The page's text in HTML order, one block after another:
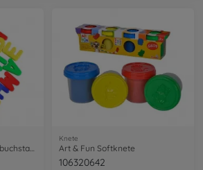
Art & Fun Magnet-Großbuchstaben
Knete
Art & Fun Softknete
106320642